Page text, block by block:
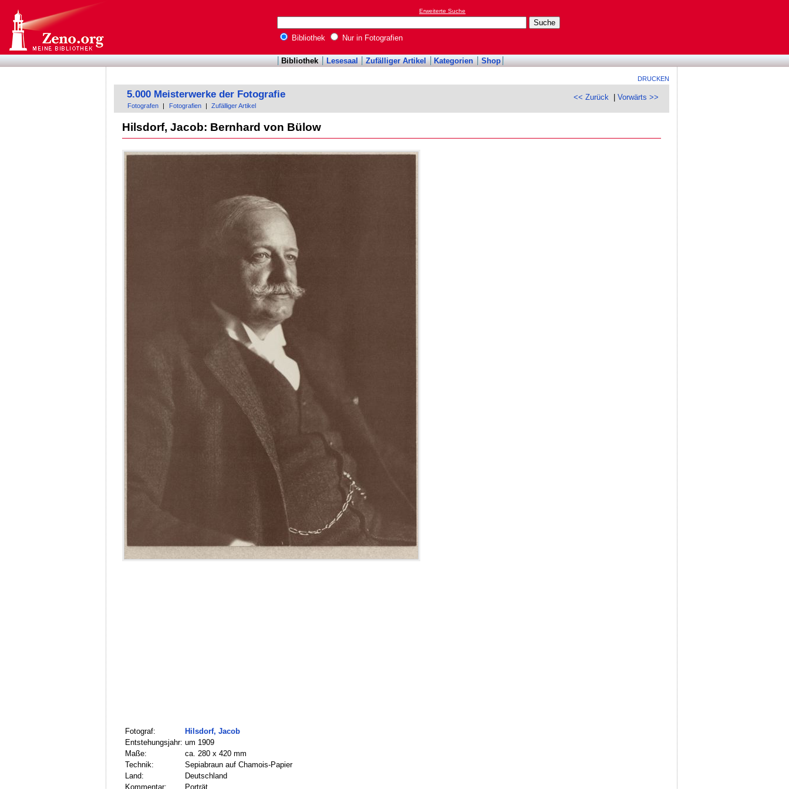
Erweiterte Suche
Bibliothek Nur in Fotografien
Bibliothek Lesesaal Zufälliger Artikel Kategorien Shop
DRUCKEN
<< Zurück |Vorwärts >>
5.000 Meisterwerke der Fotografie
Fotografen Fotografien Zufälliger Artikel
Hilsdorf, Jacob: Bernhard von Bülow
Fotograf:
Hilsdorf, Jacob
Entstehungsjahr: um 1909
Maße:
ca. 280 x 420 mm
Technik:
Sepiabraun auf Chamois-Papier
Land:
Deutschland
Kommentar:
Porträt